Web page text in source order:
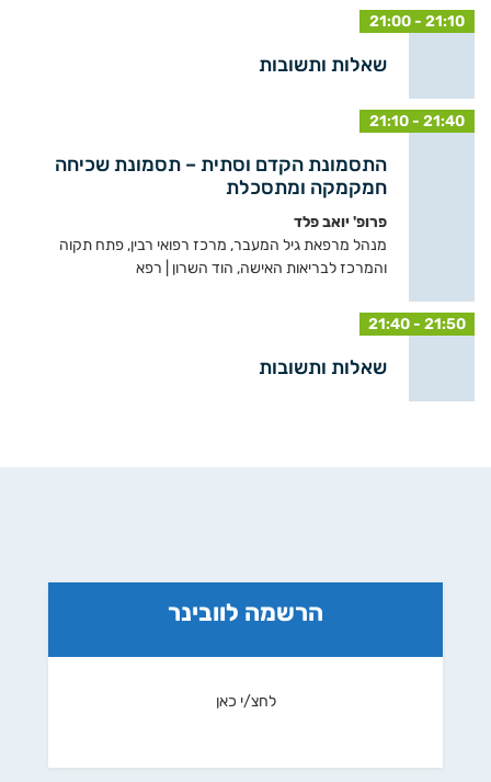
21:00 - 21:10
שאלות ותשובות
21:10 - 21:40
התסמונת הקדם וסתית – תסמונת שכיחה
חמקמקה ומתסכלת
פרופ' יואב פלד
מנהל מרפאת גיל המעבר, מרכז רפואי רבין, פתח תקוה
והמרכז לבריאות האישה, הוד השרון | רפא
21:40 - 21:50
שאלות ותשובות
הרשמה לוובינר
לחצ/י כאן